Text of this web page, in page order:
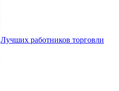
Лучших работников торговли